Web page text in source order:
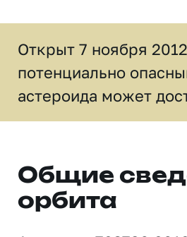
Открыт 7 ноября
потенциально
астероида может
Общие
орбита